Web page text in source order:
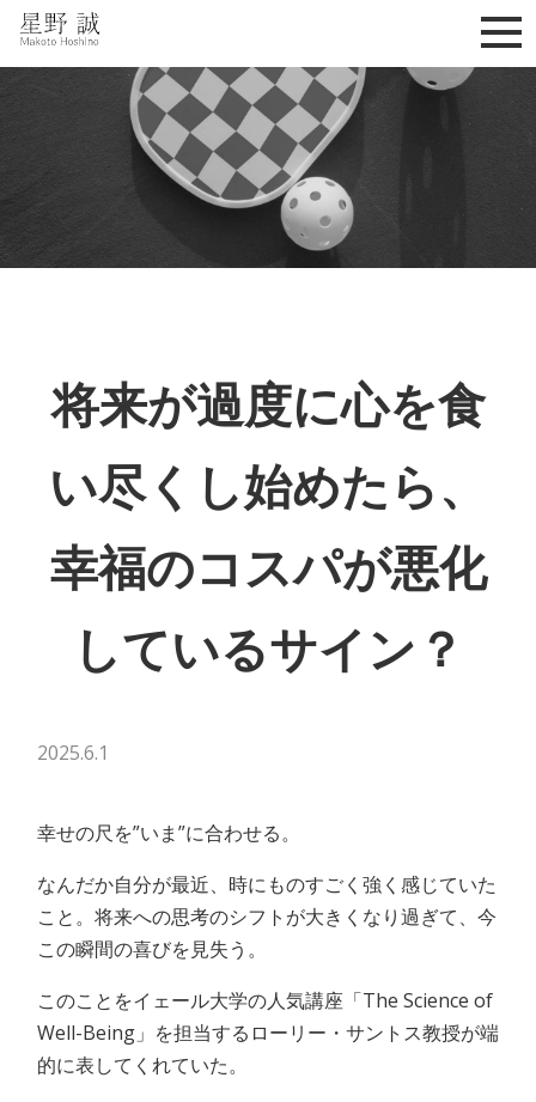
星野誠 makoto hoshino
将来が過度に心を食
い尽くし始めたら、
幸福のコスパが悪化
しているサイン？
2025.6.1
幸せの尺を”いま”に合わせる。
なんだか自分が最近、時にものすごく強く感じていた
こと。将来への思考のシフトが大きくなり過ぎて、今
この瞬間の喜びを見失う。
このことをイェール大学の人気講座「The Science of
Well-Being」を担当するローリー・サントス教授が端
的に表してくれていた。